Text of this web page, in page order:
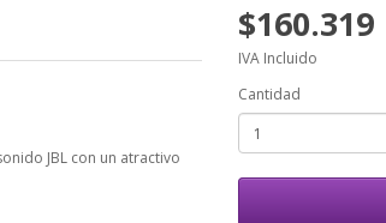
JBL con un atractivo
$160.319
IVA Incluido
Cantidad